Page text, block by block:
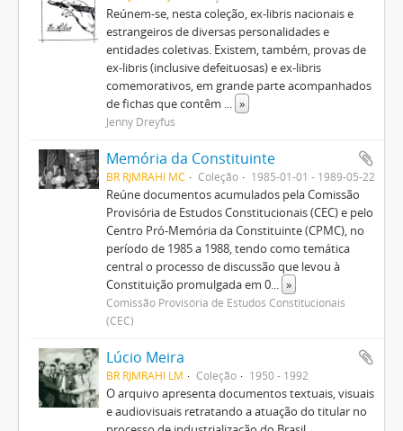
Reúnem-se, nesta coleção, ex-libris nacionais e
estrangeiros de diversas personalidades e
entidades coletivas. Existem, também, provas de
ex-libris (inclusive defeituosas) e ex-libris
comemorativos, em grande parte acompanhados
de fichas que contêm ... »
Jenny Dreyfus
Memória da Constituinte
BR RJMRAHI MC Coleção 1985-01-01 - 1989-05-22
Reúne documentos acumulados pela Comissão
Provisória de Estudos Constitucionais (CEC) e pelo
Centro Pró-Memória da Constituinte (CPMC), no
período de 1985 a 1988, tendo como temática
central o processo de discussão que levou à
Constituição promulgada em 0... »
Comissão Provisória de Estudos Constitucionais
(CEC)
Lúcio Meira
BR RJMRAHI LM Coleção 1950 - 1992
O arquivo apresenta documentos textuais, visuais
e audiovisuais retratando a atuação do titular no